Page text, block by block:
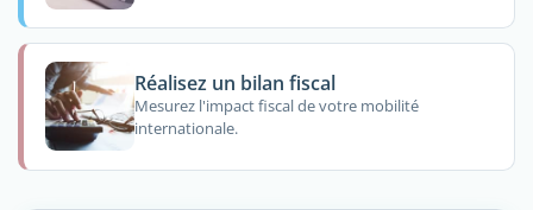
Réalisez un bilan fiscal
Mesurez l'impact fiscal de votre mobilité
internationale.